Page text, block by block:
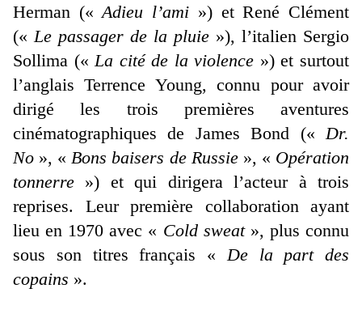
Herman («Adieu l’ami ») et René Clément
(« Le passager de la pluie »), l’italien Sergio
Sollima (« La cité de la violence ») et surtout
l’anglais Terrence Young, connu pour avoir
dirigé les trois premières aventures
cinématographiques de James Bond (« Dr.
No », « Bons baisers de Russie», « Opération
tonnerre ») et qui dirigera l’acteur à trois
reprises. Leur première collaboration ayant
lieu en 1970 avec « Cold sweat», plus connu
sous son titres français « De la part des
copains ».